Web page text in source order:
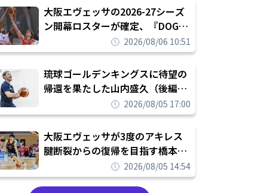
大阪エヴェッサの2026-27シーズ
ン開幕ロスターが確定、『DOG
FIGHT』のチームカルチャーを推
し進めて結果を求めるシーズンへ
2026/08/06 10:51
琉球ゴールデンキングスに待望の
帰還を果たした山内盛久（後編）
「1人のウチナーンチュとしてみ
んなが誇りに思えるチームにして
いく」
2026/08/05 17:00
大阪エヴェッサが3度のアキレス
腱断裂からの復帰を目指す橋本拓
哉と契約を締結「もう一度コート
に立ちたい」
2026/08/05 14:54